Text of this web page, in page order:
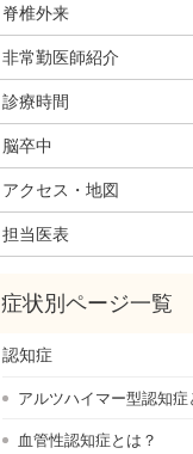
脊椎外来
非常勤医師紹介
診療時間
脳卒中
アクセス・地図
担当医表
認知症
アルツハイマー型認知症
血管性認知症とは？